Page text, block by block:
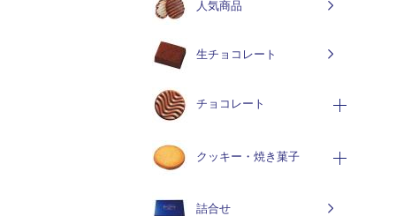
人気商品
生チョコレート
チョコレート
クッキー・焼き菓子
詰合せ